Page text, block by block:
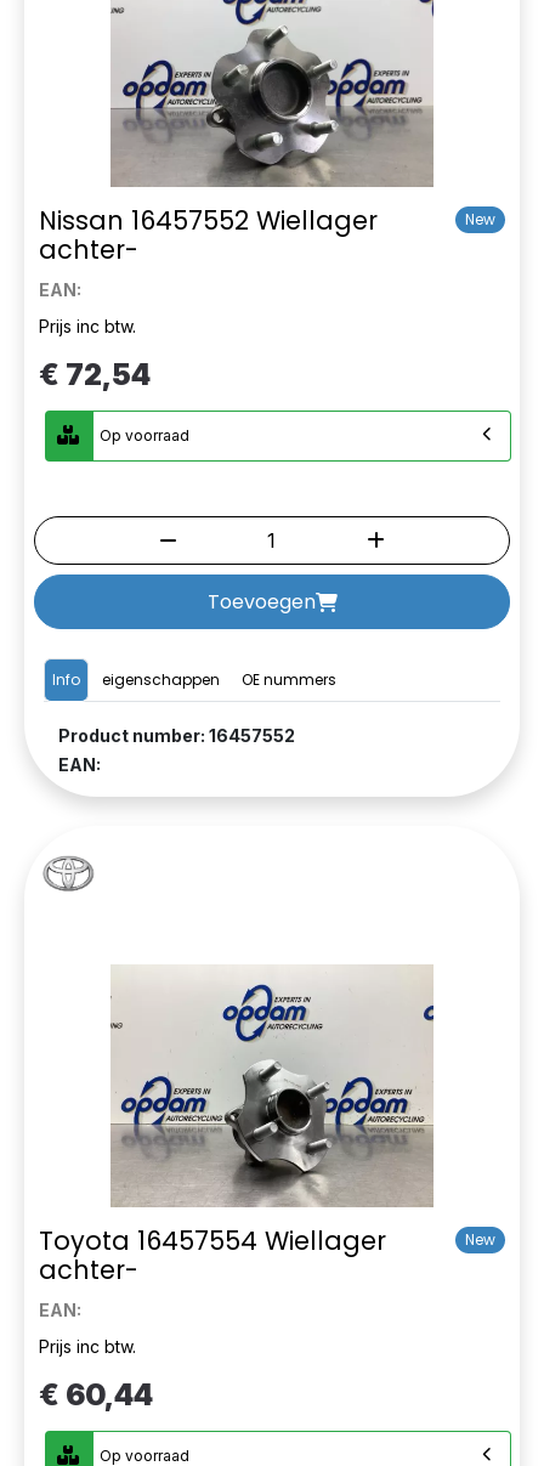
Nissan 16457552 Wiellager
achter-
New
EAN:
Info eigenschappen OE nummers
Product number: 16457552
EAN:
Prijs inc btw.
€ 72,54
Op voorraad
Toevoegen
Toyota 16457554 Wiellager
achter-
New
EAN:
Prijs inc btw.
€ 60,44
Op voorraad